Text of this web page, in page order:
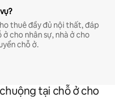
thuê đầy đủ nội thất, đáp
cho nhân sự, nhà ở cho
chỗ ở.
tại chỗ ở cho